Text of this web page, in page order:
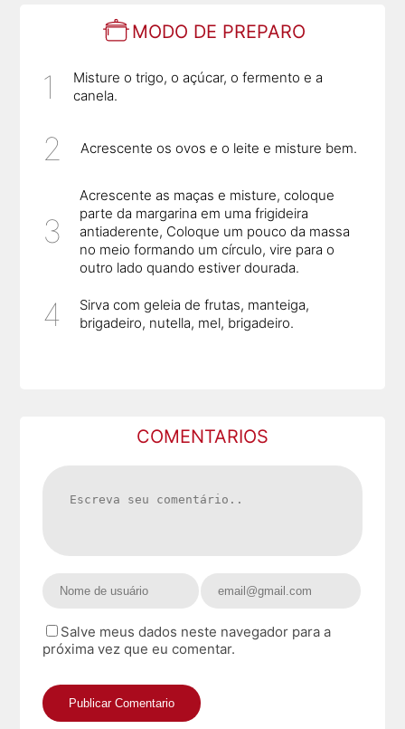
MODO DE PREPARO
Misture o trigo, o açúcar, o fermento e a
canela.
Acrescente os ovos e o leite e misture bem.
Acrescente as maças e misture, coloque
parte da margarina em uma frigideira
antiaderente, Coloque um pouco da massa
no meio formando um círculo, vire para o
outro lado quando estiver dourada.
Sirva com geleia de frutas, manteiga,
brigadeiro, nutella, mel, brigadeiro.
COMENTARIOS
Salve meus dados neste navegador para a
próxima vez que eu comentar.